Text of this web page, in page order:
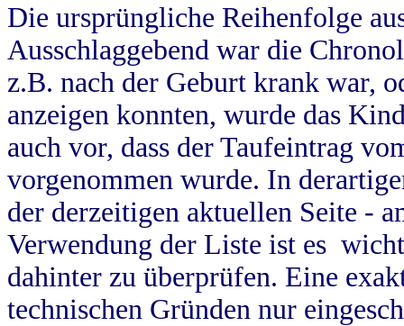
Die ursprüngliche Reihenfolge
Ausschlaggebend war die
z.B. nach der Geburt krank war,
anzeigen konnten, wurde das
auch vor, dass der Taufeintrag
vorgenommen wurde. In
der derzeitigen aktuellen Seite -
Verwendung der Liste ist es
dahinter zu überprüfen. Eine
technischen Gründen nur